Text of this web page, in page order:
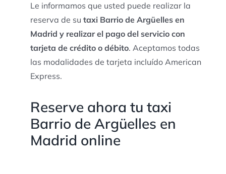
Le informamos que usted puede realizar la
reserva de su taxi Barrio de Argüelles en
Madrid y realizar el pago del servicio con
tarjeta de crédito o débito. Aceptamos todas
las modalidades de tarjeta incluído American
Express.
Reserve ahora tu taxi
Barrio de Argüelles en
Madrid online